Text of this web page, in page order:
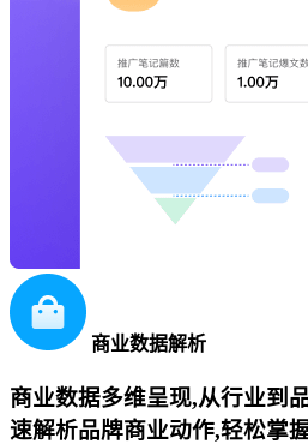
商业数据解析
商业数据多维呈现,从行业到
速解析品牌商业动作,轻松掌